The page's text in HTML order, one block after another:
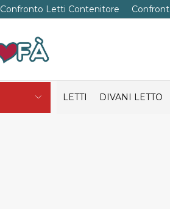
Confronto Letti Contenitore
LETTI DIVANI LETTO